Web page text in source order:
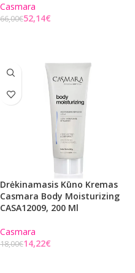
Casmara
66,00€52,14€
Drėkinamasis Kūno Kremas
Casmara Body Moisturizing
CASA12009, 200 Ml
Casmara
18,00€14,22€